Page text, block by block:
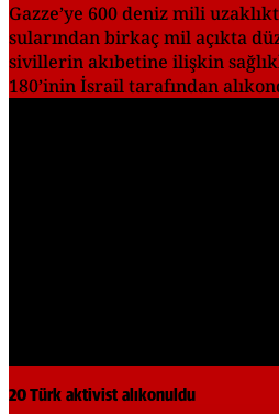
Gazze’ye 600 deniz mili
sularından birkaç mil açıkta
sivillerin akıbetine ilişkin
180’inin İsrail tarafından
20 Türk aktivist alıkonuldu